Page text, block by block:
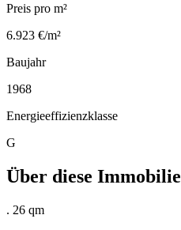
Preis pro m²
6.923 €/m²
Baujahr
1968
Energieeffizienzklasse
G
Über diese Immobilie
. 26 qm